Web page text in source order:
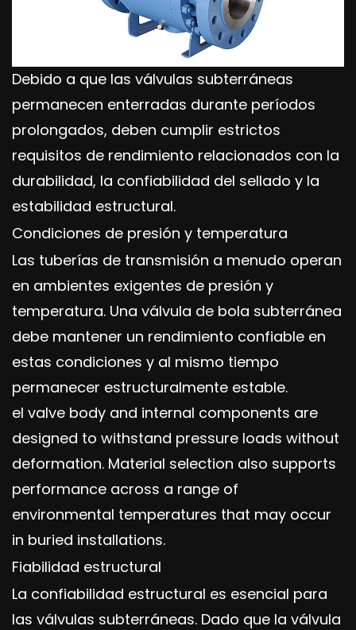
Debido a que las válvulas subterráneas
permanecen enterradas durante períodos
prolongados, deben cumplir estrictos
requisitos de rendimiento relacionados con la
durabilidad, la confiabilidad del sellado y la
estabilidad estructural.
Condiciones de presión y temperatura
Las tuberías de transmisión a menudo operan
en ambientes exigentes de presión y
temperatura. Una válvula de bola subterránea
debe mantener un rendimiento confiable en
estas condiciones y al mismo tiempo
permanecer estructuralmente estable.
el valve body and internal components are
designed to withstand pressure loads without
deformation. Material selection also supports
performance across a range of
environmental temperatures that may occur
in buried installations.
Fiabilidad estructural
La confiabilidad estructural es esencial para
las válvulas subterráneas. Dado que la válvula